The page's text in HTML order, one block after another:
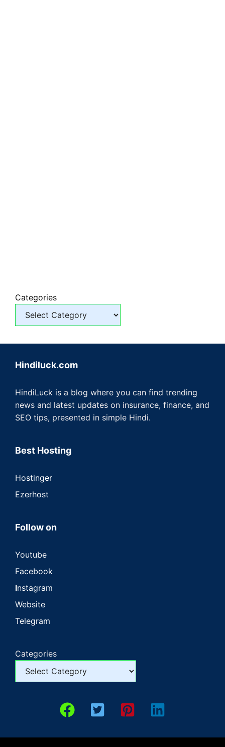
Categories
Hindiluck.com
HindiLuck is a blog where you can find trending
news and latest updates on insurance, finance, and
SEO tips, presented in simple Hindi.
Best Hosting
Hostinger
Ezerhost
Follow on
Youtube
Facebook
Instagram
Website
Telegram
Categories